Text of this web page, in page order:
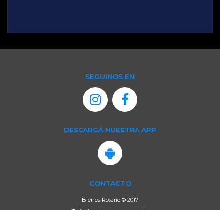
SEGUINOS EN
DESCARGÁ NUESTRA APP
CONTACTO
Bienes Rosario © 2017